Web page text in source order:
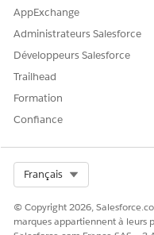
AppExchange
Administrateurs Salesforce
Développeurs Salesforce
Trailhead
Formation
Confiance
Français
© Copyright 2026,
marques appartiennent à leurs